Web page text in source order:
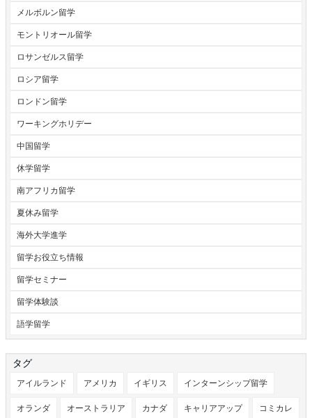
メルボルン留学
モントリオール留学
ロサンゼルス留学
ロシア留学
ロンドン留学
ワーキングホリデー
中国留学
休学留学
南アフリカ留学
夏休み留学
海外大学進学
留学お役立ち情報
留学セミナー
留学体験談
語学留学
タグ
アイルランド アメリカ イギリス インターンシップ留学
オランダ オーストラリア カナダ キャリアアップ コミカレ